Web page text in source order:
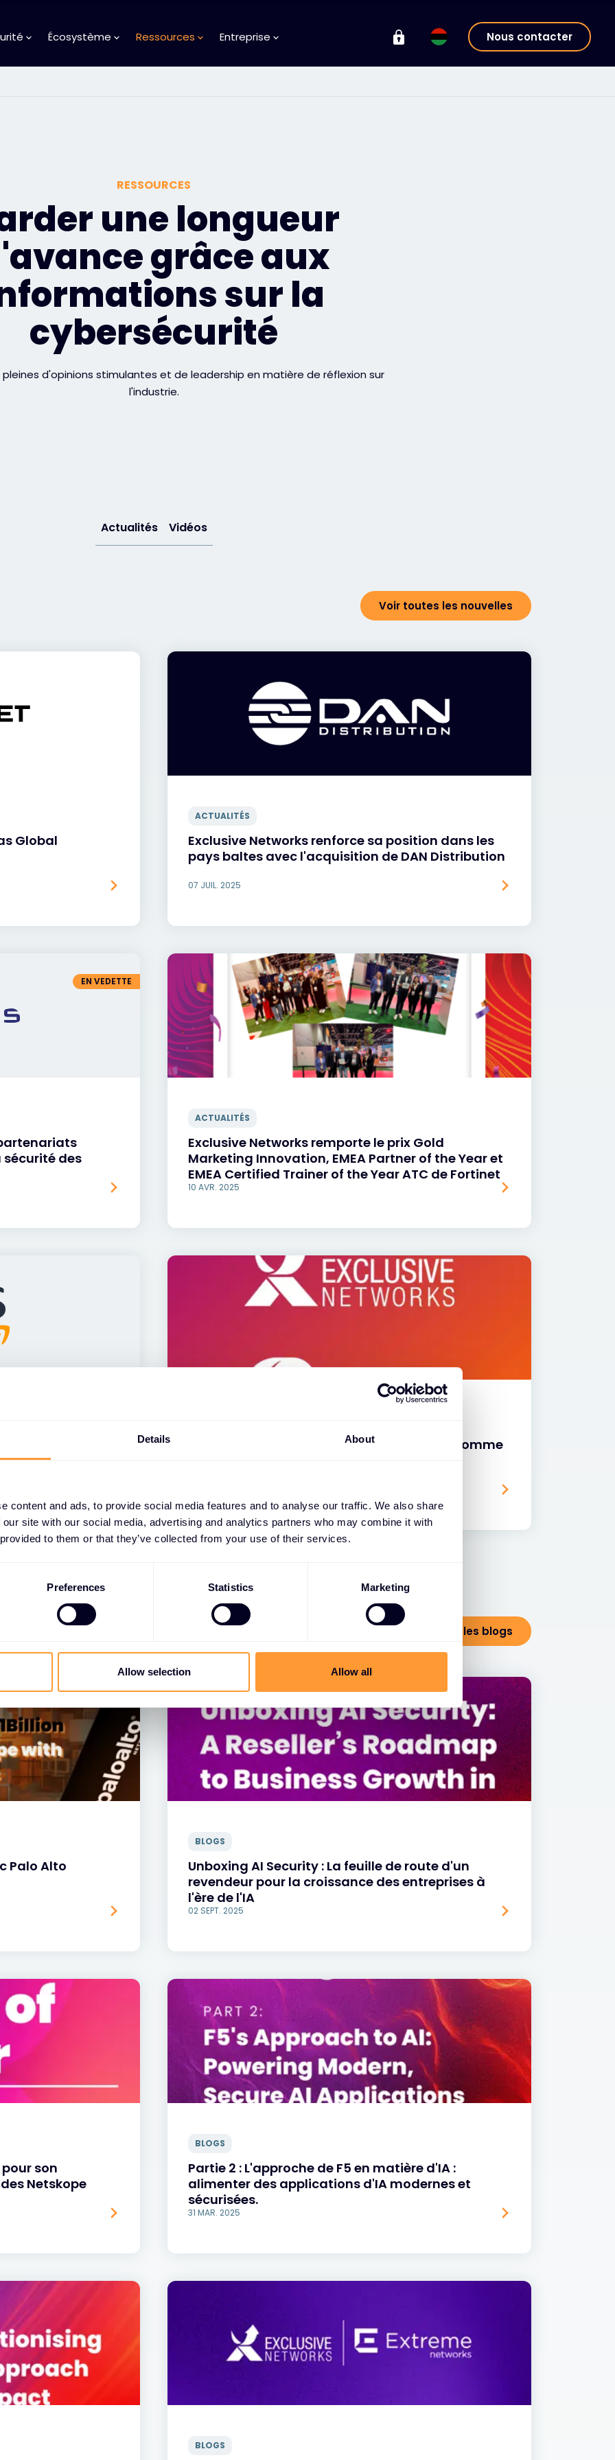
Details About
content and ads, to provide social media features and to analyse our traffic. We also share
site with our social media, advertising and analytics partners who may combine it with
to them or that they’ve collected from your use of their services.
Preferences Statistics Marketing
Allow selection Allow all
Écosystème Ressources Entreprise Nous contacter
RESSOURCES
une longueur
grâce aux
sur la
cybersécurité
d'opinions stimulantes et de leadership en matière de réflexion sur
l'industrie.
Actualités Vidéos
Voir toutes les nouvelles
Global
ACTUALITÉS
Exclusive Networks renforce sa position dans les
pays baltes avec l'acquisition de DAN Distribution
07 JUIL. 2025
EN VEDETTE
sécurité des
ACTUALITÉS
Exclusive Networks remporte le prix Gold
Marketing Innovation, EMEA Partner of the Year et
EMEA Certified Trainer of the Year ATC de Fortinet
10 AVR. 2025
avec
sa
sur le
Exclusive Networks désigné par Gigamon comme
Voir tous les blogs
Palo Alto
BLOGS
Unboxing AI Security : La feuille de route d'un
revendeur pour la croissance des entreprises à
l'ère de l'IA
02 SEPT. 2025
son
Netskope
BLOGS
Partie 2 : L'approche de F5 en matière d'IA :
alimenter des applications d'IA modernes et
sécurisées.
31 MAR. 2025
BLOGS